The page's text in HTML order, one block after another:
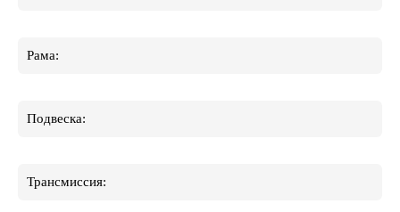
Рама:
Подвеска:
Трансмиссия: